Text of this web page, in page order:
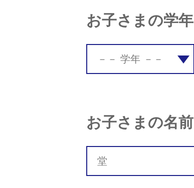
お子さまの学年
お子さまの名前